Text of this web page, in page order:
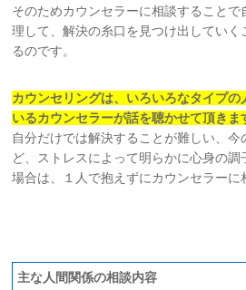
そのためカウンセラーに相談すること
理して、解決の糸口を見つけ出していく
るのです。
カウンセリングは、いろいろなタイプ
いるカウンセラーが話を聴かせて頂きま
自分だけでは解決することが難しい、
ど、ストレスによって明らかに心身の調
場合は、１人で抱えずにカウンセラーに
主な人間関係の相談内容